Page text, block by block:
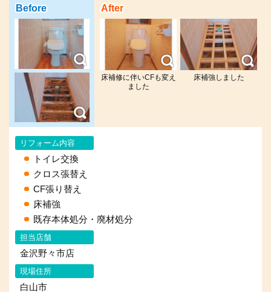
床補修に伴いCFも変え
ました
床補強しました
リフォーム内容
トイレ交換
クロス張替え
CF張り替え
床補強
既存本体処分・廃材処分
担当店舗
金沢野々市店
現場住所
白山市